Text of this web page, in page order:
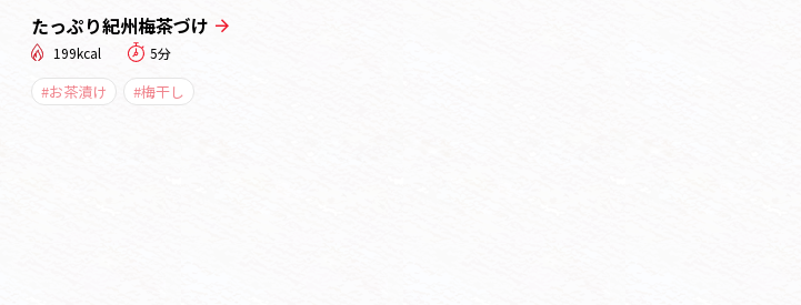
たっぷり紀州梅茶づけ
199kcal 5分
#お茶漬け #梅干し